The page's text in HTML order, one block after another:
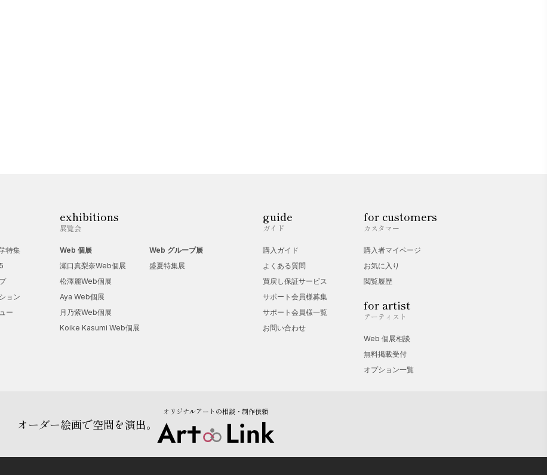
特集
ョン
ー
exhibitions
展覧会
Web 個展
瀬口真梨奈Web個展
松澤麗Web個展
Aya Web個展
月乃紫Web個展
Koike Kasumi Web個展
Web グループ展
盛夏特集展
guide
ガイド
購入ガイド
よくある質問
買戻し保証サービス
サポート会員様募集
サポート会員様一覧
お問い合わせ
for customers
カスタマー
購入者マイページ
お気に入り
閲覧履歴
for artist
アーティスト
Web 個展相談
無料掲載受付
オプション一覧
オーダー絵画で空間を演出。
オリジナルアートの相談・制作依頼